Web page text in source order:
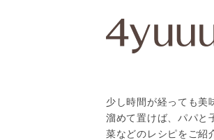
少し時間が経っても美
溜めて置けば、パパと
菜などのレシピをご紹